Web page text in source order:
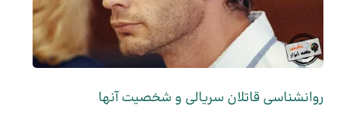
روانشناسی قاتلان سریالی و شخصیت آنها